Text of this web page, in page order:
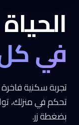
في
تجربة سكنية فاخرة
تحكم في منزلك،
بضغطة زر.